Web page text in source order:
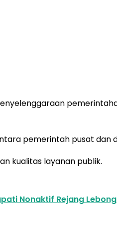
pemerintah pusat
kualitas layanan publik.
Nonaktif Rejang